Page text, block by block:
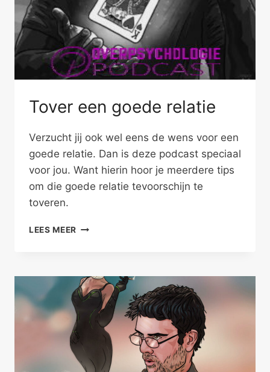
Tover een goede relatie
Verzucht jij ook wel eens de wens voor een
goede relatie. Dan is deze podcast speciaal
voor jou. Want hierin hoor je meerdere tips
om die goede relatie tevoorschijn te
toveren.
LEES MEER TOVER